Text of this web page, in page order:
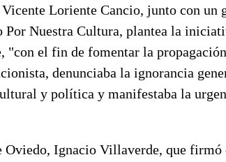
Loriente Cancio, junto con un
Nuestra Cultura, plantea la
"con el fin de fomentar la
denunciaba la ignorancia
y política y manifestaba la
Oviedo, Ignacio Villaverde, que